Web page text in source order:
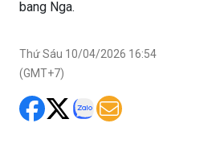
bang Nga.
Thứ Sáu 10/04/2026 16:54
(GMT+7)